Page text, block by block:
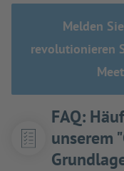
Melden
revolutionieren
FAQ:
unserem